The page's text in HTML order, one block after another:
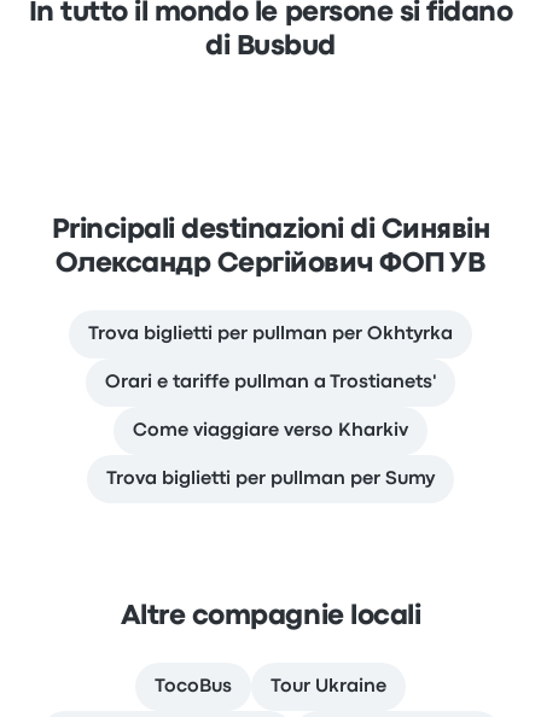
In tutto il mondo le persone si fidano
di Busbud
Principali destinazioni di Синявін
Олександр Сергійович ФОП УВ
Trova biglietti per pullman per Okhtyrka
Orari e tariffe pullman a Trostianets'
Come viaggiare verso Kharkiv
Trova biglietti per pullman per Sumy
Altre compagnie locali
TocoBus Tour Ukraine